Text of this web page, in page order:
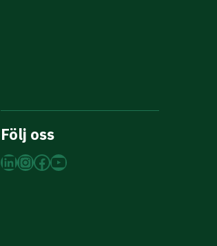
Följ oss
LinkedIn
Instagram
Facebook
YouTube